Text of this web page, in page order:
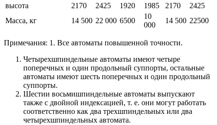
высота
2170 2425 1920 1985 2170
2425
Масса, кг
14 500 22 000 6500
10
000
14 500 22500
Примечания: 1. Все автоматы повышенной точности.
Четырехшпиндельные автоматы имеют четыре
поперечных и один продольный суппорты, остальные
автоматы имеют шесть поперечных и один продольный
суппорты.
Шестии восьмишпиндельные автоматы выпускают
также с двойной индексацией, т. е. они могут работать
соответственно как два трехшпиндельных или два
четырехшпиндельных автомата.